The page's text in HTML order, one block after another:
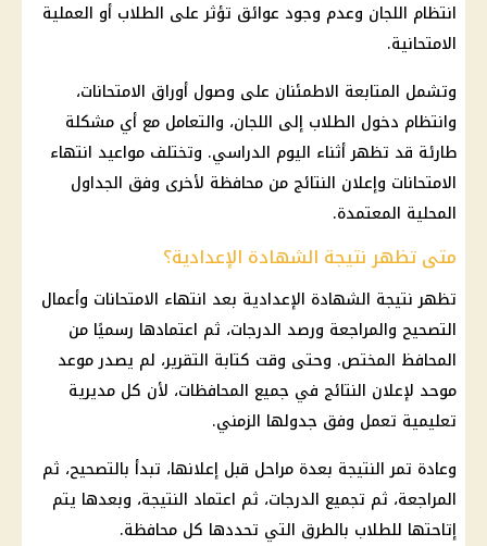
انتظام اللجان وعدم وجود عوائق تؤثر على الطلاب أو العملية
الامتحانية.
وتشمل المتابعة الاطمئنان على وصول أوراق الامتحانات،
وانتظام دخول الطلاب إلى اللجان، والتعامل مع أي مشكلة
طارئة قد تظهر أثناء اليوم الدراسي. وتختلف مواعيد انتهاء
الامتحانات وإعلان النتائج من محافظة لأخرى وفق الجداول
المحلية المعتمدة.
متى تظهر نتيجة الشهادة الإعدادية؟
تظهر نتيجة الشهادة الإعدادية بعد انتهاء الامتحانات وأعمال
التصحيح والمراجعة ورصد الدرجات، ثم اعتمادها رسميًا من
المحافظ المختص. وحتى وقت كتابة التقرير، لم يصدر موعد
موحد لإعلان النتائج في جميع المحافظات، لأن كل مديرية
تعليمية تعمل وفق جدولها الزمني.
وعادة تمر النتيجة بعدة مراحل قبل إعلانها، تبدأ بالتصحيح، ثم
المراجعة، ثم تجميع الدرجات، ثم اعتماد النتيجة، وبعدها يتم
إتاحتها للطلاب بالطرق التي تحددها كل محافظة.